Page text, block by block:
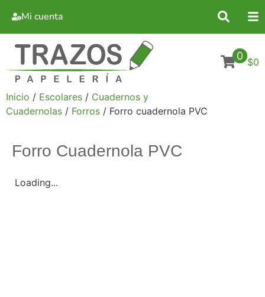
Mi cuenta
0 $0
Inicio / Escolares / Cuadernos y
Cuadernolas / Forros / Forro cuadernola PVC
Forro Cuadernola PVC
Loading...